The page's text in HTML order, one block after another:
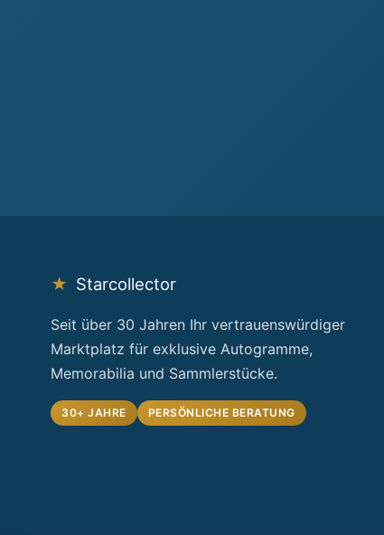
★ Starcollector
Seit über 30 Jahren Ihr vertrauenswürdiger
Marktplatz für exklusive Autogramme,
Memorabilia und Sammlerstücke.
30+ JAHRE PERSÖNLICHE BERATUNG